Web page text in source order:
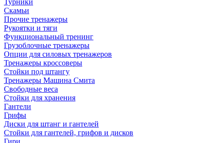
Турники
Скамьи
Прочие тренажеры
Рукоятки и тяги
Функциональный тренинг
Грузоблочные тренажеры
Опции для силовых тренажеров
Тренажеры кроссоверы
Стойки под штангу
Тренажеры Машина Смита
Свободные веса
Стойки для хранения
Гантели
Грифы
Диски для штанг и гантелей
Стойки для гантелей, грифов и дисков
Гири